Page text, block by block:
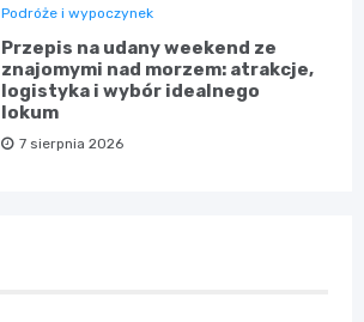
Podróże i wypoczynek
Przepis na udany weekend ze
znajomymi nad morzem: atrakcje,
logistyka i wybór idealnego
lokum
7 sierpnia 2026